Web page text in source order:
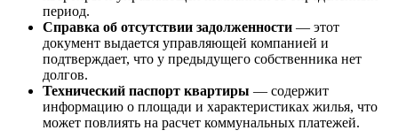
период.
Справка об отсутствии задолженности — этот
документ выдается управляющей компанией и
подтверждает, что у предыдущего собственника нет
долгов.
Технический паспорт квартиры — содержит
информацию о площади и характеристиках жилья, что
может повлиять на расчет коммунальных платежей.